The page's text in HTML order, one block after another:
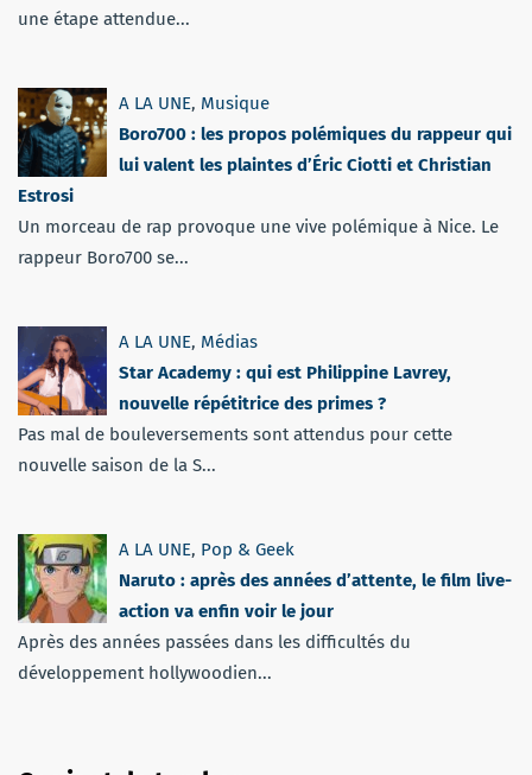
une étape attendue...
A LA UNE, Musique
Boro700 : les propos polémiques du rappeur qui
lui valent les plaintes d’Éric Ciotti et Christian
Estrosi
Un morceau de rap provoque une vive polémique à Nice. Le
rappeur Boro700 se...
A LA UNE, Médias
Star Academy : qui est Philippine Lavrey,
nouvelle répétitrice des primes ?
Pas mal de bouleversements sont attendus pour cette
nouvelle saison de la S...
A LA UNE, Pop & Geek
Naruto : après des années d’attente, le film live-
action va enfin voir le jour
Après des années passées dans les difficultés du
développement hollywoodien...